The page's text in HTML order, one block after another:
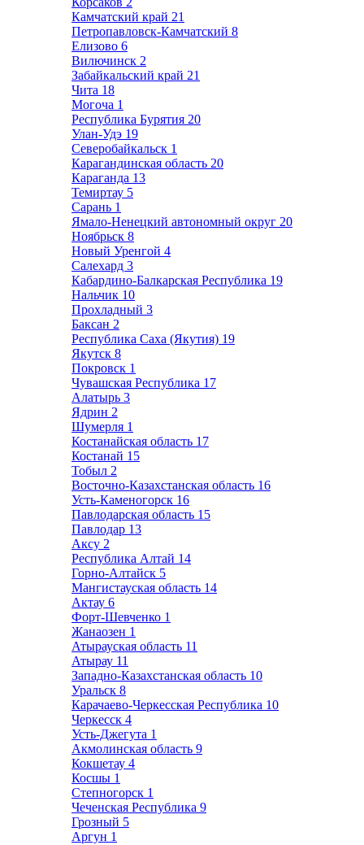
Камчатский край 21
Петропавловск-Камчатский 8
Елизово 6
Вилючинск 2
Забайкальский край 21
Чита 18
Могоча 1
Республика Бурятия 20
Улан-Удэ 19
Северобайкальск 1
Карагандинская область 20
Караганда 13
Темиртау 5
Сарань 1
Ямало-Ненецкий автономный округ 20
Ноябрьск 8
Новый Уренгой 4
Салехард 3
Кабардино-Балкарская Республика 19
Нальчик 10
Прохладный 3
Баксан 2
Республика Саха (Якутия) 19
Якутск 8
Покровск 1
Чувашская Республика 17
Алатырь 3
Ядрин 2
Шумерля 1
Костанайская область 17
Костанай 15
Тобыл 2
Восточно-Казахстанская область 16
Усть-Каменогорск 16
Павлодарская область 15
Павлодар 13
Аксу 2
Республика Алтай 14
Горно-Алтайск 5
Мангистауская область 14
Актау 6
Форт-Шевченко 1
Жанаозен 1
Атырауская область 11
Атырау 11
Западно-Казахстанская область 10
Уральск 8
Карачаево-Черкесская Республика 10
Черкесск 4
Усть-Джегута 1
Акмолинская область 9
Кокшетау 4
Косшы 1
Степногорск 1
Чеченская Республика 9
Грозный 5
Аргун 1